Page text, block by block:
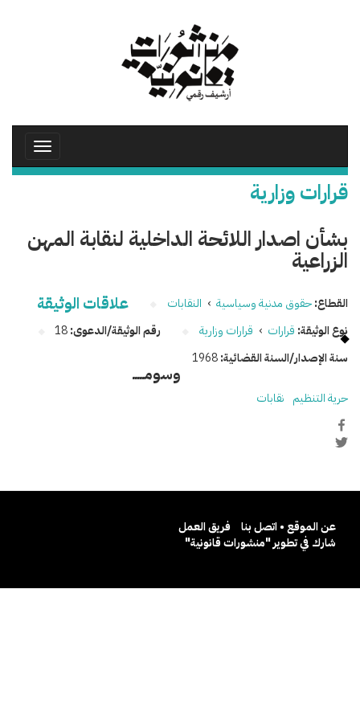
Toggle
قرارات وزارية
بشأن اصدار اللائحة الداخلية لنقابة المهن
الزراعية
القطاع:حقوق مدنية وسياسية › النقابات
نوع الوثيقة: قرارات › قرارات وزارية رقم الوثيقة/الدعوى:18
سنة الإصدار/السنة القضائية:1968
علاقات الوثيقة
وسومـــــ
حرية التنظيم نقابات
عن الموقع • اتصل بنا
فريق العمل
شارك في تطوير "منشورات قانونية"